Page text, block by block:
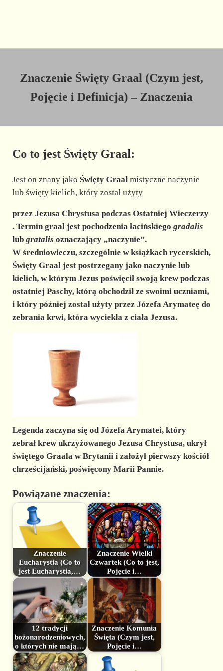
Znaczenie Święty Graal (Czym jest,
Pojęcie i Definicja) – Znaczenia
Co to jest Święty Graal:
Jest on znany jako Święty Graalmistyczne naczynie
lub święty kielich, który został użyty
przez Jezusa Chrystusa podczas Ostatniej Wieczerzy
. Termin graal jest pochodzenia łacińskiego gradalis
lub gratalis oznaczający „naczynie”.
W średniowieczu, szczególnie w książkach rycerskich,
Święty Graal jest postrzegany jako naczynie lub
kielich, w którym Jezus poświęcił swoją krew podczas
ostatniej Paschy, którą obchodził ze swoimi uczniami,
i który później został użyty przez Józefa Arymateę do
zebrania krwi, która wyciekła z ciała Jezusa.
Legenda zaczyna się od Józefa Arymatei, który
zebrał krew ukrzyżowanego Jezusa Chrystusa, ukrył
świętego Graala w Brytanii i założył pierwszy kościół
chrześcijański, poświęcony Marii Pannie.
Powiązane znaczenia:
Znaczenie
Eucharystia (Co to
jest Eucharystia,…
Znaczenie Wielki
Czwartek (Co to jest,
Pojęcie i…
12 tradycji
bożonarodzeniowych,
o których nie mają…
Znaczenie Komunia
Święta (Czym jest,
Pojęcie i…